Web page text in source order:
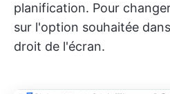
planification. Pour
sur l'option souhaitée
droit de l'écran.